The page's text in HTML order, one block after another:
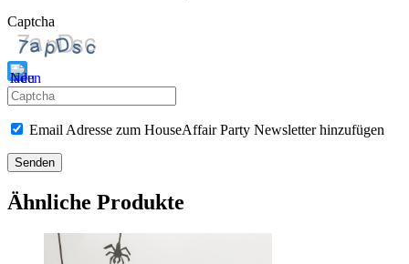
Captcha
gib
im
angezeigten
Zeichen
Email Adresse zum HouseAffair Party Newsletter hinzufügen
Ähnliche Produkte